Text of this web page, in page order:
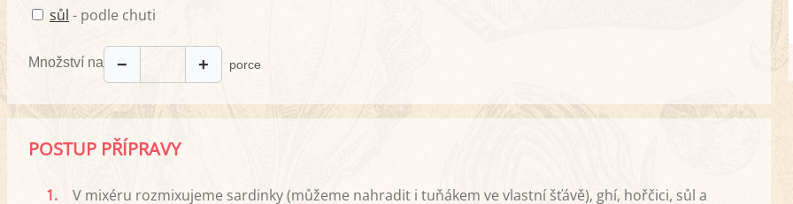
sůl - podle chuti
Množství na − + porce
POSTUP PŘÍPRAVY
1.
V mixéru rozmixujeme sardinky (můžeme nahradit i tuňákem ve vlastní šťávě), ghí, hořčici, sůl a